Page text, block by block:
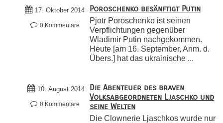
17. Oktober 2014
0 Kommentare
Poroschenko besänftigt Putin
Pjotr Poroschenko ist seinen
Verpflichtungen gegenüber
Wladimir Putin nachgekommen.
Heute [am 16. September, Anm. d.
Übers.] hat das ukrainische ...
10. August 2014
0 Kommentare
Die Abenteuer des braven
Volksabgeordneten Ljaschko und
seine Welten
Die Clownerie Ljaschkos wurde nur